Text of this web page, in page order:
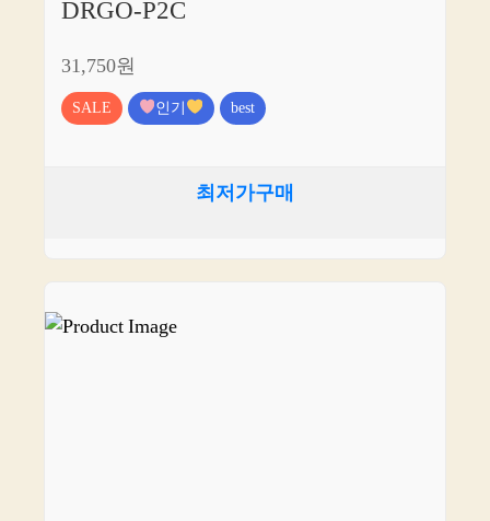
DRGO-P2C
31,750원
SALE 인기 best
최저가구매